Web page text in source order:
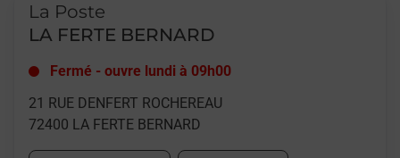
La Poste
LA FERTE BERNARD
Fermé - ouvre lundi à 09h00
21 RUE DENFERT ROCHEREAU
72400 LA FERTE BERNARD